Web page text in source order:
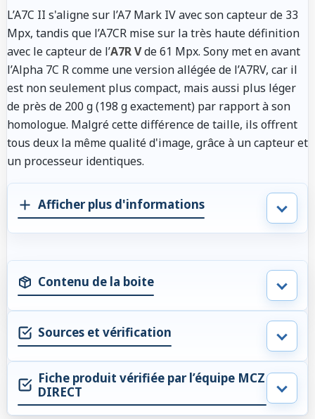
L’A7C II s'aligne sur l’A7 Mark IV avec son capteur de 33
Mpx, tandis que l’A7CR mise sur la très haute définition
avec le capteur de l’A7R Vde 61 Mpx. Sony met en avant
l’Alpha 7C R comme une version allégée de l’A7RV, car il
est non seulement plus compact, mais aussi plus léger
de près de 200 g (198 g exactement) par rapport à son
homologue. Malgré cette différence de taille, ils offrent
tous deux la même qualité d'image, grâce à un capteur et
un processeur identiques.
Afficher plus d'informations
Contenu de la boite
Sources et vérification
Fiche produit vérifiée par l’équipe MCZ
DIRECT